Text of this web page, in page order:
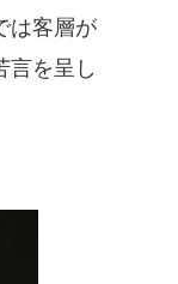
は客層が
言を呈し